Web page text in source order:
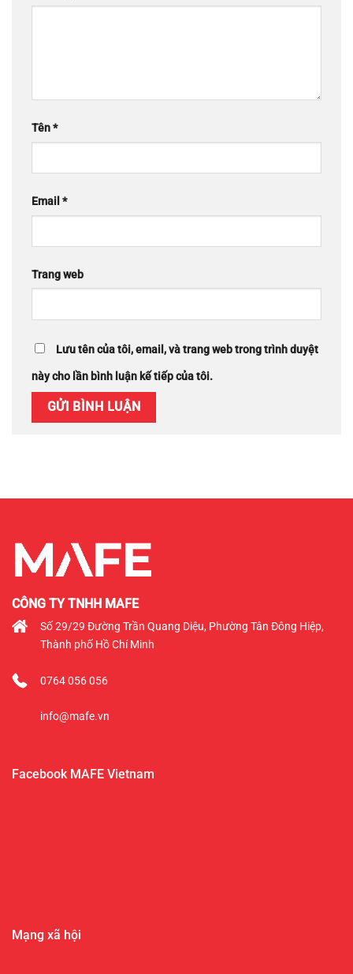
Tên*
Email *
Trang web
Lưu tên của tôi, email, và trang web trong trình duyệt
này cho lần bình luận kế tiếp của tôi.
CÔNG TY TNHH MAFE
Số 29/29 Đường Trần Quang Diệu, Phường Tân Đông Hiệp,
Thành phố Hồ Chí Minh
0764 056 056
info@mafe.vn
Facebook MAFE Vietnam
Mạng xã hội